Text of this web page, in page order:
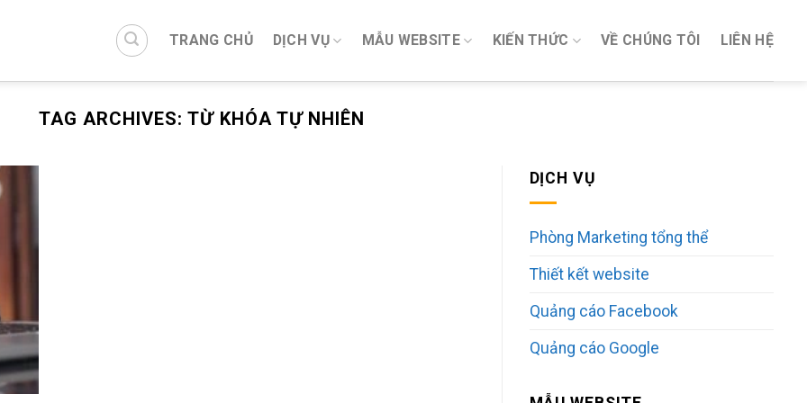
TRANG CHỦ DỊCH VỤ MẪU WEBSITE KIẾN THỨC VỀ CHÚNG TÔI LIÊN HỆ
TAG ARCHIVES:TỪ KHÓA TỰ NHIÊN
DỊCH VỤ
Phòng Marketing tổng thể
Thiết kết website
Quảng cáo Facebook
Quảng cáo Google